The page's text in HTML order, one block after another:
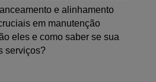
e alinhamento
em manutenção
eles e como saber se sua
serviços?